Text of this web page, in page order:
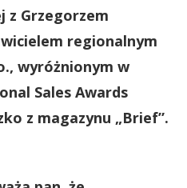
z Grzegorzem
regionalnym
wyróżnionym w
Sales Awards
z magazynu „Brief”.